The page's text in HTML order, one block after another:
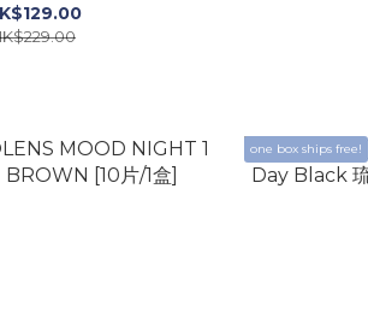
one box ships free!